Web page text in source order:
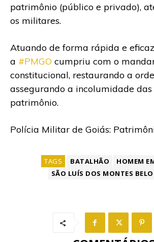
patrimônio (público e privado),
os militares.
Atuando de forma rápida e
a #PMGO cumpriu com o
constitucional, restaurando a
assegurando a incolumidade das
patrimônio.
Polícia Militar de Goiás:
TAGS BATALHÃO
HOMEM
SÃO LUÍS DOS MONTES